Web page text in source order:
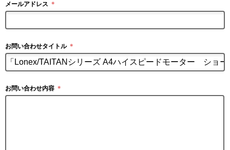
メールアドレス ＊
お問い合わせタイトル ＊
お問い合わせ内容 ＊